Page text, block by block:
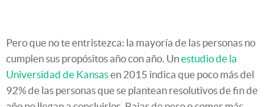
Pero que no te entristezca: la mayoría de las personas no
cumplen sus propósitos año con año. Unestudio de la
Universidad de Kansasen 2015 indica que poco más del
92% de las personas que se plantean resolutivos de fin de